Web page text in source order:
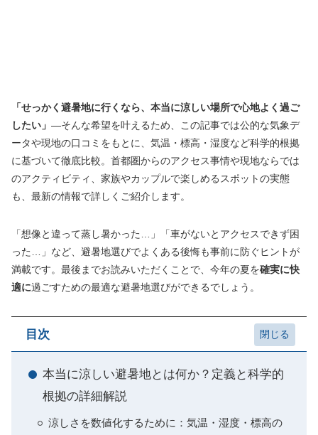
「せっかく避暑地に行くなら、本当に涼しい場所で心地よく過ご
したい」 ―そんな希望を叶えるため、この記事では公的な気象デ
ータや現地の口コミをもとに、気温・標高・湿度など科学的根拠
に基づいて徹底比較。首都圏からのアクセス事情や現地ならでは
のアクティビティ、家族やカップルで楽しめるスポットの実態
も、最新の情報で詳しくご紹介します。
「想像と違って蒸し暑かった…」「車がないとアクセスできず困
った…」など、避暑地選びでよくある後悔も事前に防ぐヒントが
満載です。最後までお読みいただくことで、今年の夏を確実に快
適に過ごすための最適な避暑地選びができるでしょう。
目次
本当に涼しい避暑地とは何か？定義と科学的
根拠の詳細解説
涼しさを数値化するために：気温・湿度・標高の